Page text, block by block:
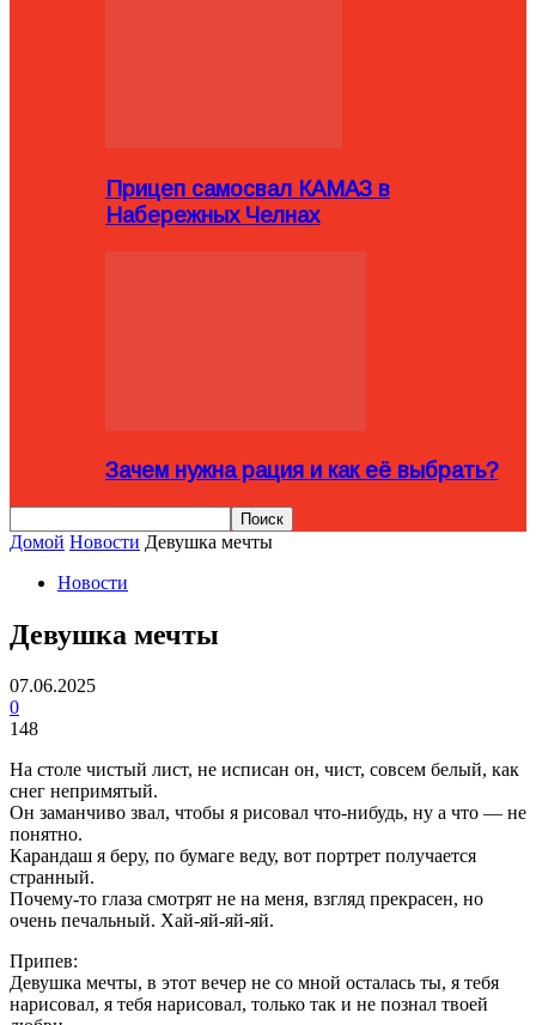
Прицеп самосвал КАМАЗ в
Набережных Челнах
Зачем нужна рация и как её выбрать?
Домой Новости Девушка мечты
Новости
Девушка мечты
07.06.2025
0
148
Hа столе чистый лист, не исписан он, чист, совсем белый, как
снег непримятый.
Он заманчиво звал, чтобы я рисовал что-нибудь, ну а что — не
понятно.
Карандаш я беру, по бумаге веду, вот портрет получается
странный.
Почему-то глаза смотрят не на меня, взгляд прекрасен, но
очень печальный. Хай-яй-яй-яй.
Припев:
Девушка мечты, в этот вечер не со мной осталась ты, я тебя
нарисовал, я тебя нарисовал, только так и не познал твоей